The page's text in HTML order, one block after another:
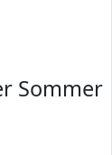
Sommer